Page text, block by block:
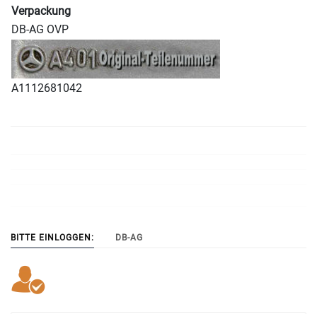
Verpackung
DB-AG OVP
A1112681042
BITTE EINLOGGEN: DB-AG